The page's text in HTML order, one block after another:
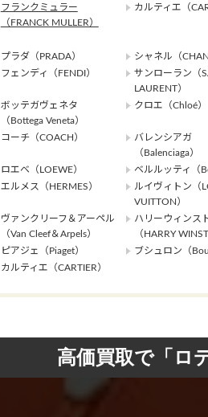
フランクミュラー
（FRANCK MULLER）
カルティエ（
プラダ（PRADA）
シャネル（
フェンディ（FENDI）
サンローラン（
LAURENT）
ボッテガヴェネタ
（Bottega Veneta）
クロエ（Chloé）
コーチ（COACH）
バレンシアガ
（Balenciaga）
ロエベ（LOEWE）
ベルルッティ（
エルメス（HERMES）
ルイヴィトン（
VUITTON）
ヴァンクリーフ＆アーペル
（Van Cleef＆Arpels）
ハリーウィンス
（HARRY
ピアジェ（Piaget）
ブシュロン（
カルティエ（CARTIER）
高価買取で「ロ